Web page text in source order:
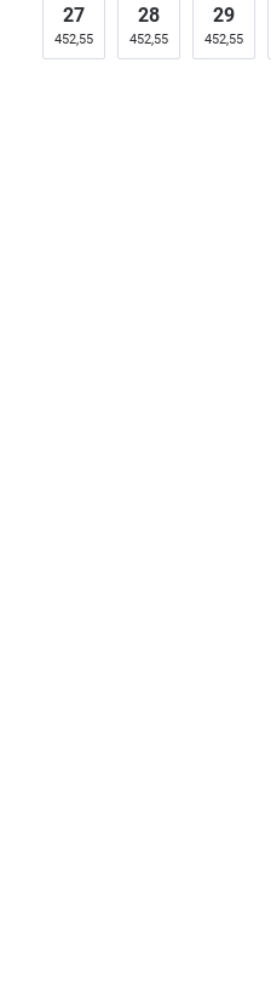
27
452,55
28
452,55
29
452,55